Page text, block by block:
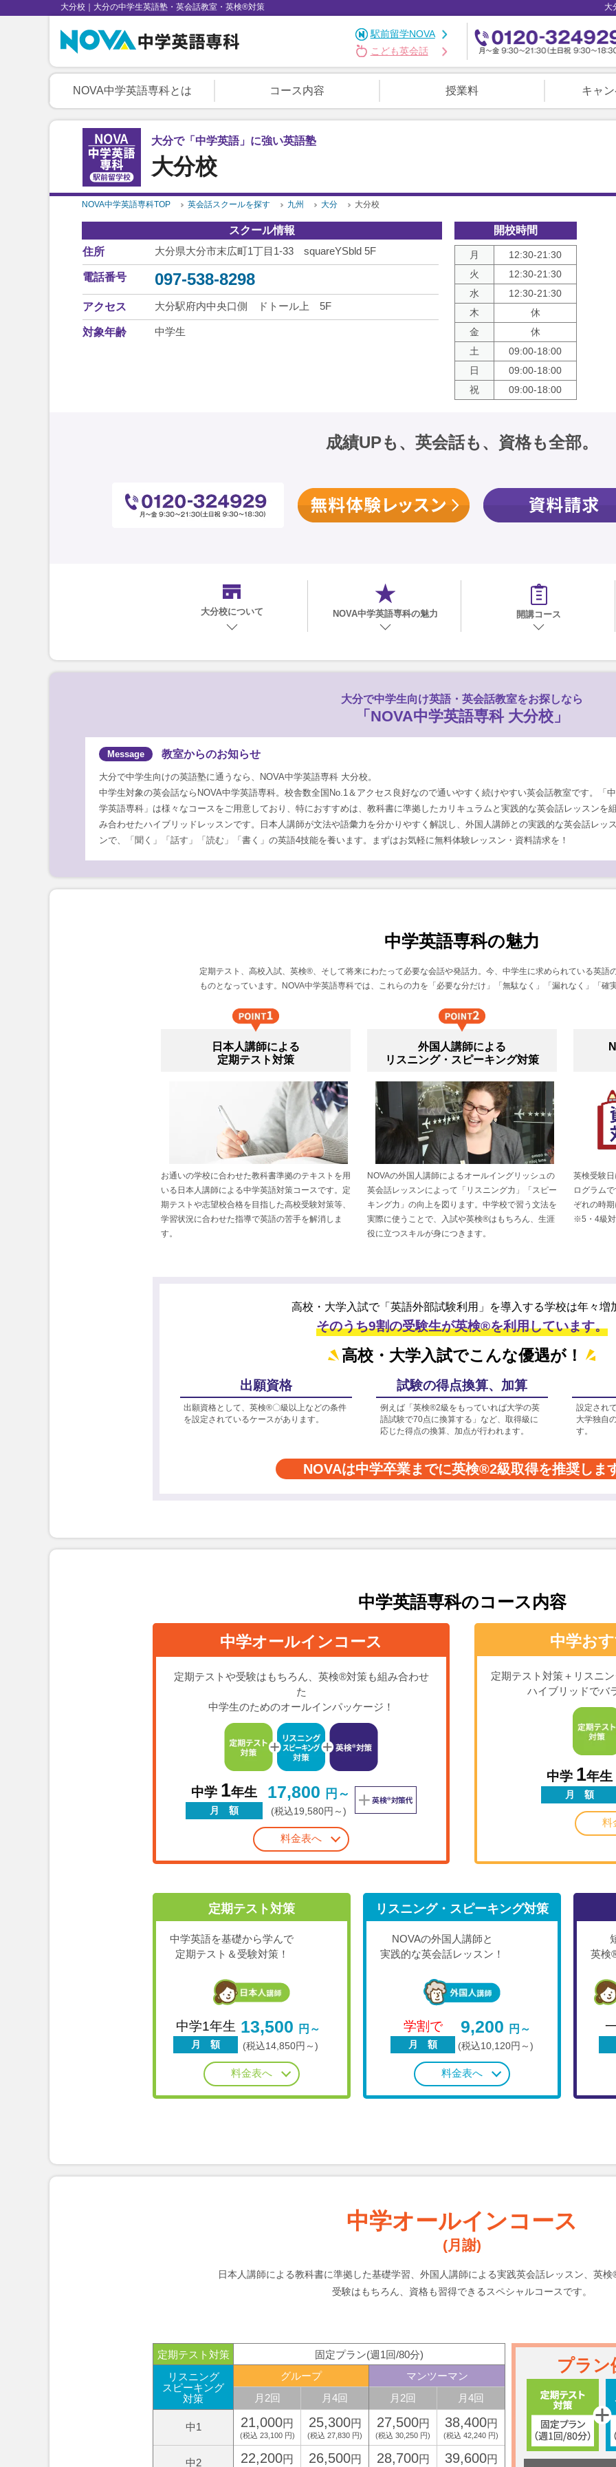
大分校｜大分の中学生英語塾・英会話教室・英検®対策 大
駅前留学NOVA
こども英会話
NOVA中学英語専科とは コース内容 授業料 キャ
大分校
大分で「中学英語」に強い英語塾
NOVA中学英語専科TOP 英会話スクールを探す 九州 大分 大分校
スクール情報
住所
大分県大分市末広町1丁目1-33 squareYSbld 5F
電話番号 097-538-8298
アクセス 大分駅府内中央口側 ドトール上 5F
対象年齢 中学生
開校時間
月
12:30-21:30
火
12:30-21:30
水
12:30-21:30
木
休
金
休
土
09:00-18:00
日
09:00-18:00
祝
09:00-18:00
成績UPも、英会話も、資格も全部。
大分校について NOVA中学英語専科の魅力 開講コース
大分で中学生向け英語・英会話教室をお探しなら
「NOVA中学英語専科 大分校」
教室からのお知らせ
大分で中学生向けの英語塾に通うなら、NOVA中学英語専科 大分校。
中学生対象の英会話ならNOVA中学英語専科。校舎数全国No.1＆アクセス良好なので通いやすく続けやすい英会話教室です。「中
学英語専科」は様々なコースをご用意しており、特におすすめは、教科書に準拠したカリキュラムと実践的な英会話レッスンを
み合わせたハイブリッドレッスンです。日本人講師が文法や語彙力を分かりやすく解説し、外国人講師との実践的な英会話レッ
ンで、「聞く」「話す」「読む」「書く」の英語4技能を養います。まずはお気軽に無料体験レッスン・資料請求を！
中学英語専科の魅力
定期テスト、高校入試、英検®、そして将来にわたって必要な会話や発話力。今、中学生に求められている英語
ものとなっています。NOVA中学英語専科では、これらの力を「必要な分だけ」「無駄なく」「漏れなく」「確
日本人講師による
定期テスト対策
お通いの学校に合わせた教科書準拠のテキストを用
いる日本人講師による中学英語対策コースです。定
期テストや志望校合格を目指した高校受験対策等、
学習状況に合わせた指導で英語の苦手を解消しま
す。
外国人講師による
リスニング・スピーキング対策
NOVAの外国人講師によるオールイングリッシュの
英会話レッスンによって「リスニング力」「スピー
キング力」の向上を図ります。中学校で習う文法を
実際に使うことで、入試や英検®はもちろん、生涯
役に立つスキルが身につきます。
英検受験
ログラム
ぞれの時
※5・4級
高校・大学入試で「英語外部試験利用」を導入する学校は年々増
そのうち9割の受験生が英検®を利用しています。
高校・大学入試でこんな優遇が！
出願資格
出願資格として、英検®〇級以上などの条件
を設定されているケースがあります。
試験の得点換算、加算
例えば「英検®2級をもっていれば大学の英
語試験で70点に換算する」など、取得級に
応じた得点の換算、加点が行われます。
設定され
大学独自
す。
NOVAは中学卒業までに英検®2級取得を推奨しま
中学英語専科のコース内容
中学オールインコース
定期テストや受験はもちろん、英検®対策も組み合わせ
た
中学生のためのオールインパッケージ！
中学 1年生
月 額
17,800 円～
(税込19,580円～)
料金表へ
中学お
定期テスト対策＋リスニ
ハイブリッドでバ
中学 1年生
月 額
料
定期テスト対策
中学英語を基礎から学んで
定期テスト＆受験対策！
中学1年生
月 額
13,500 円～
(税込14,850円～)
料金表へ
リスニング・スピーキング対策
NOVAの外国人講師と
実践的な英会話レッスン！
学割で
月 額
9,200 円～
(税込10,120円～)
料金表へ
英検
中学オールインコース
(月謝)
日本人講師による教科書に準拠した基礎学習、外国人講師による実践英会話レッスン、英
受験はもちろん、資格も習得できるスペシャルコースです。
定期テスト対策
固定プラン(週1回/80分)
リスニング
スピーキング
対策
グループ
マンツーマン
月2回
月4回 月2回 月4回
中1 21,000円
(税込 23,100 円)
25,300円
(税込 27,830 円)
27,500円
(税込 30,250 円)
38,400円
(税込 42,240 円)
中2 22,200円 26,500円 28,700円 39,600円
プラン